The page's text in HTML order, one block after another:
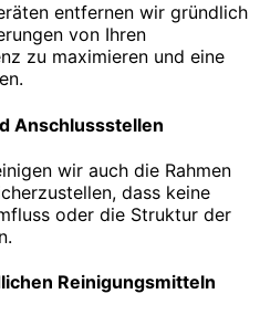
entfernen wir gründlich
von Ihren
zu maximieren und eine
Anschlussstellen
wir auch die Rahmen
dass keine
oder die Struktur der
Reinigungsmitteln